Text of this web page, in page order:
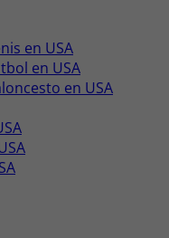
en USA
en USA
en USA